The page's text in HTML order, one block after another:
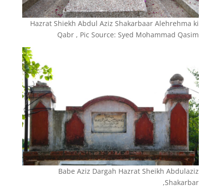
Hazrat Shiekh Abdul Aziz Shakarbaar Alehrehma ki
Qabr , Pic Source: Syed Mohammad Qasim
Babe Aziz Dargah Hazrat Sheikh Abdulaziz
Shakarbar,